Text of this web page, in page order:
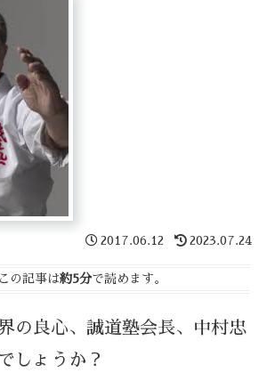
2017.06.12 2023.07.24
この記事は約5分で読めます。
の良心、誠道塾会長、中村忠
しょうか？